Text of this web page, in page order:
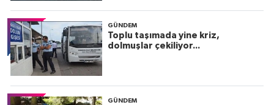
GÜNDEM
Toplu taşımada yine kriz,
dolmuşlar çekiliyor...
GÜNDEM